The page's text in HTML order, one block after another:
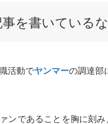
事を書いている
活動でヤンマーの調達部
ンであることを胸に刻